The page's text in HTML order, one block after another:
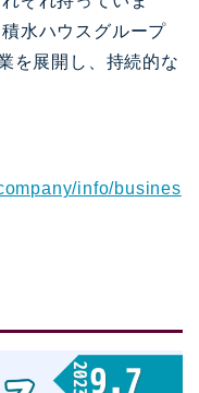
水ハウスグループ
を展開し、持続的な
info/busines